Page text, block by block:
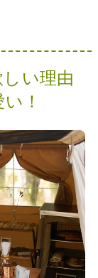
い理由
！